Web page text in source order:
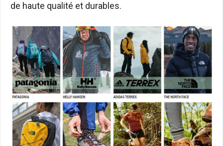
de haute qualité et durables.